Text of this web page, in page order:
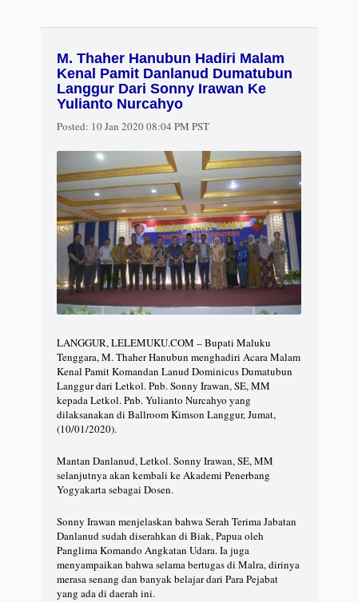
M. Thaher Hanubun Hadiri Malam
Kenal Pamit Danlanud Dumatubun
Langgur Dari Sonny Irawan Ke
Yulianto Nurcahyo
Posted: 10 Jan 2020 08:04 PM PST
LANGGUR, LELEMUKU.COM – Bupati Maluku
Tenggara, M. Thaher Hanubun menghadiri Acara Malam
Kenal Pamit Komandan Lanud Dominicus Dumatubun
Langgur dari Letkol. Pnb. Sonny Irawan, SE, MM
kepada Letkol. Pnb. Yulianto Nurcahyo yang
dilaksanakan di Ballroom Kimson Langgur, Jumat,
(10/01/2020).
Mantan Danlanud, Letkol. Sonny Irawan, SE, MM
selanjutnya akan kembali ke Akademi Penerbang
Yogyakarta sebagai Dosen.
Sonny Irawan menjelaskan bahwa Serah Terima Jabatan
Danlanud sudah diserahkan di Biak, Papua oleh
Panglima Komando Angkatan Udara. Ia juga
menyampaikan bahwa selama bertugas di Malra, dirinya
merasa senang dan banyak belajar dari Para Pejabat
yang ada di daerah ini.